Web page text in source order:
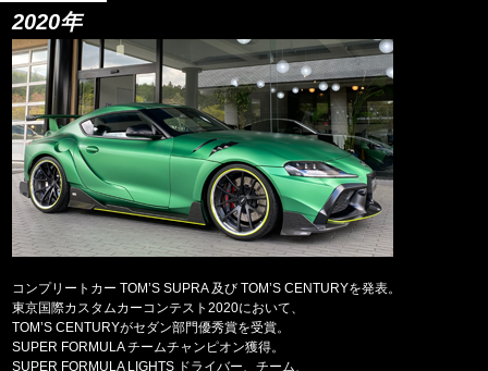
2020年
コンプリートカー TOM’S SUPRA 及び TOM’S CENTURYを発表。
東京国際カスタムカーコンテスト2020において、
TOM’S CENTURYがセダン部門優秀賞を受賞。
SUPER FORMULA チームチャンピオン獲得。
SUPER FORMULA LIGHTS ドライバー、チーム、